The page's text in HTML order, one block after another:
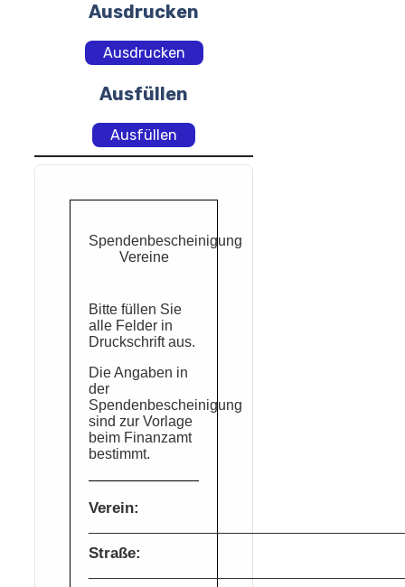
Ausdrucken
Ausdrucken
Ausfüllen
Ausfüllen
Spendenbescheinigung
Vereine
Bitte füllen Sie
alle Felder in
Druckschrift aus.
Die Angaben in
der
Spendenbescheinigung
sind zur Vorlage
beim Finanzamt
bestimmt.
Verein:
Straße: